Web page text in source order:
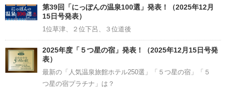
Channel
第39回「にっぽんの温泉100選」発表！（2025年12月
15日号発表）
1位草津、２位下呂、３位道後
2025年度「５つ星の宿」発表！（2025年12月15日号発
表）
最新の「人気温泉旅館ホテル250選」「５つ星の宿」「５
つ星の宿プラチナ」は？